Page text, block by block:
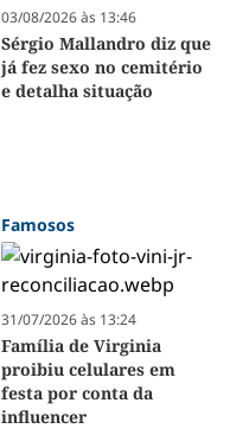
03/08/2026 às 13:46
Sérgio Mallandro diz que
já fez sexo no cemitério
e detalha situação
Famosos
31/07/2026 às 13:24
Família de Virginia
proibiu celulares em
festa por conta da
influencer